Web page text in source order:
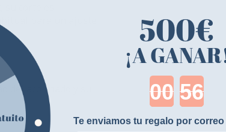
corte es
para un ajuste
del acolchado y su
500€
¡A
Te enviamos tu regalo por